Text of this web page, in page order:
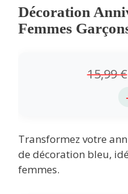
Décoration
Femmes
15,99€
Transformez votre
de décoration bleu,
femmes.